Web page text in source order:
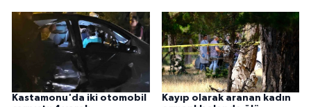
Kastamonu'da iki otomobil
Kayıp olarak aranan kadın